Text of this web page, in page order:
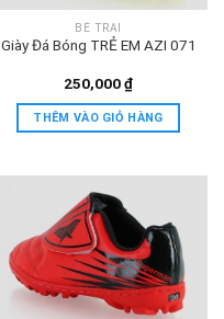
BÉ TRAI
Giày Đá Bóng TRẺ EM AZI 071
250,000₫
THÊM VÀO GIỎ HÀNG